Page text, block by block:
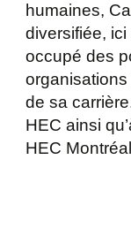
humaines,
diversifiée, ici
occupé des
de sa
HEC ainsi
HEC